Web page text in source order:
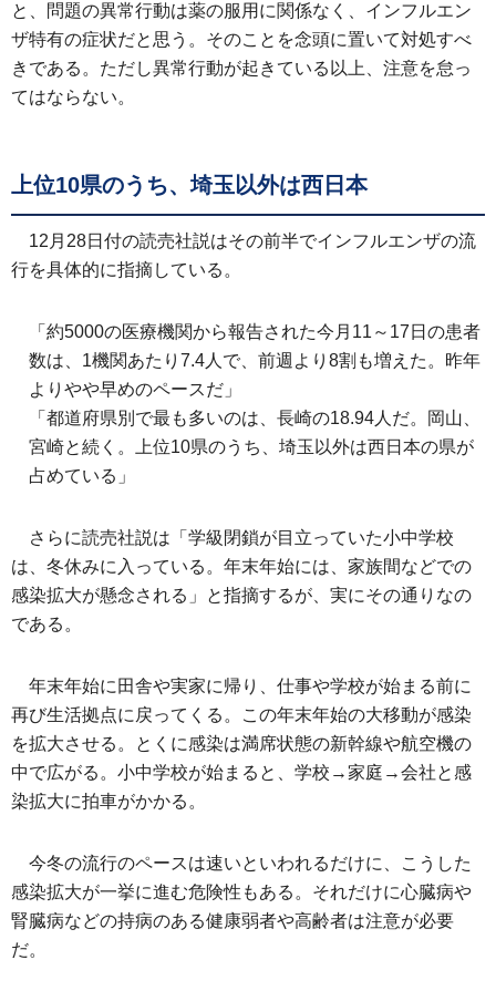
と、問題の異常行動は薬の服用に関係なく、インフルエン
ザ特有の症状だと思う。そのことを念頭に置いて対処すべ
きである。ただし異常行動が起きている以上、注意を怠っ
てはならない。
上位10県のうち、埼玉以外は西日本
12月28日付の読売社説はその前半でインフルエンザの流
行を具体的に指摘している。
「約5000の医療機関から報告された今月11～17日の患者
数は、1機関あたり7.4人で、前週より8割も増えた。昨年
よりやや早めのペースだ」
「都道府県別で最も多いのは、長崎の18.94人だ。岡山、
宮崎と続く。上位10県のうち、埼玉以外は西日本の県が
占めている」
さらに読売社説は「学級閉鎖が目立っていた小中学校
は、冬休みに入っている。年末年始には、家族間などでの
感染拡大が懸念される」と指摘するが、実にその通りなの
である。
年末年始に田舎や実家に帰り、仕事や学校が始まる前に
再び生活拠点に戻ってくる。この年末年始の大移動が感染
を拡大させる。とくに感染は満席状態の新幹線や航空機の
中で広がる。小中学校が始まると、学校→家庭→会社と感
染拡大に拍車がかかる。
今冬の流行のペースは速いといわれるだけに、こうした
感染拡大が一挙に進む危険性もある。それだけに心臓病や
腎臓病などの持病のある健康弱者や高齢者は注意が必要
だ。